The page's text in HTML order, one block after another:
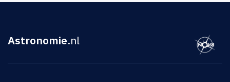
Astronomie.nl